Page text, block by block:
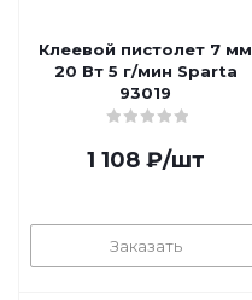
Клеевой пистолет 7 мм
20 Вт 5 г/мин Sparta
93019
1 108₽/шт
Заказать